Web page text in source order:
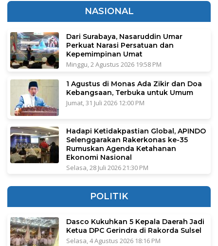
NASIONAL
Dari Surabaya, Nasaruddin Umar
Perkuat Narasi Persatuan dan
Kepemimpinan Umat
Minggu, 2 Agustus 2026 19:58 PM
1 Agustus di Monas Ada Zikir dan Doa
Kebangsaan, Terbuka untuk Umum
Jumat, 31 Juli 2026 12:00 PM
Hadapi Ketidakpastian Global, APINDO
Selenggarakan Rakerkonas ke-35
Rumuskan Agenda Ketahanan
Ekonomi Nasional
Selasa, 28 Juli 2026 21:30 PM
POLITIK
Dasco Kukuhkan 5 Kepala Daerah Jadi
Ketua DPC Gerindra di Rakorda Sulsel
Selasa, 4 Agustus 2026 18:16 PM